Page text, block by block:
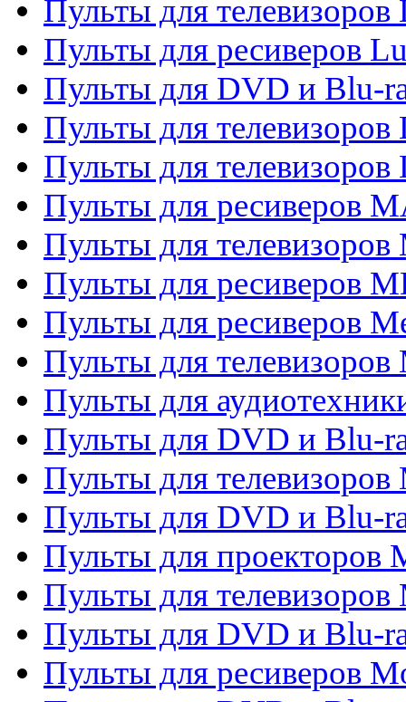
Пульты для
Пульты для ресиверов
Пульты для DVD и Blu-
Пульты для телевизоров
Пульты для телевизоров
Пульты для ресиверов
Пульты для телевизоров
Пульты для ресиверов
Пульты для ресиверов
Пульты для телевизоров
Пульты для
Пульты для DVD и Blu-
Пульты для
Пульты для DVD и Blu-
Пульты для проекторов
Пульты для
Пульты для DVD и Blu-
Пульты для ресиверов